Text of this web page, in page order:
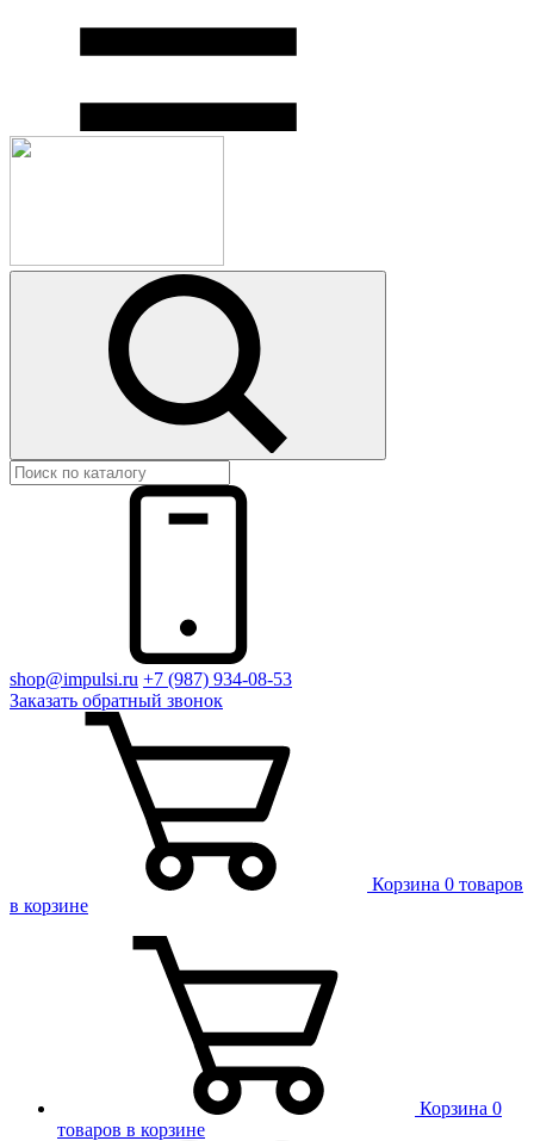
shop@impulsi.ru +7 (987) 934-08-53
Заказать обратный звонок
Корзина 0 товаров
в корзине
Корзина 0
товаров в корзине